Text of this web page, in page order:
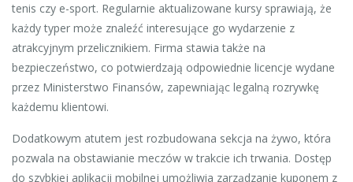
tenis czy e-sport. Regularnie aktualizowane kursy sprawiają, że
każdy typer może znaleźć interesujące go wydarzenie z
atrakcyjnym przelicznikiem. Firma stawia także na
bezpieczeństwo, co potwierdzają odpowiednie licencje wydane
przez Ministerstwo Finansów, zapewniając legalną rozrywkę
każdemu klientowi.
Dodatkowym atutem jest rozbudowana sekcja na żywo, która
pozwala na obstawianie meczów w trakcie ich trwania. Dostęp
do szybkiej aplikacji mobilnej umożliwia zarządzanie kuponem z